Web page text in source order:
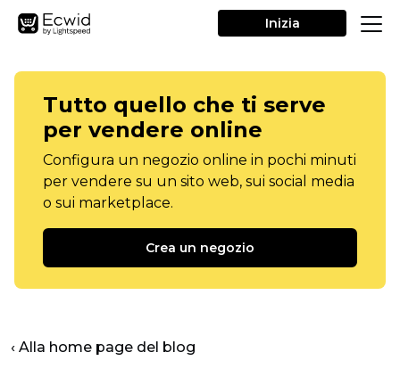
Inizia
Tutto quello che ti serve
per vendere online
Configura un negozio online in pochi minuti
per vendere su un sito web, sui social media
o sui marketplace.
Crea un negozio
‹ Alla home page del blog